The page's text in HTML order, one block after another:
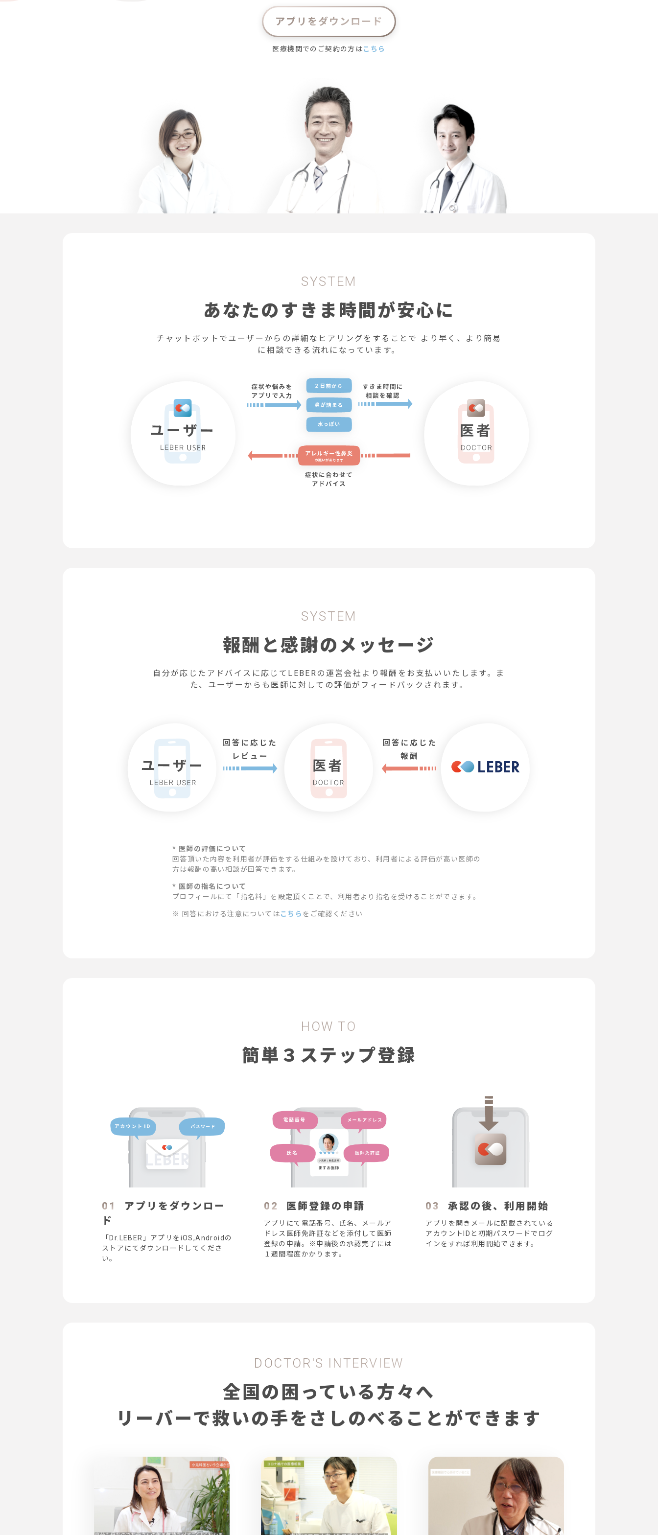
アプリをダウンロード
医療機関でのご契約の方はこちら
SYSTEM
あなたのすきま時間が安心に
チャットボットでユーザーからの詳細なヒアリングをすることで より早く、より簡易
に相談できる流れになっています。
SYSTEM
報酬と感謝のメッセージ
自分が応じたアドバイスに応じてLEBERの運営会社より報酬をお支払いいたします。ま
た、ユーザーからも医師に対しての評価がフィードバックされます。
* 医師の評価について
回答頂いた内容を利用者が評価をする仕組みを設けており、利用者による評価が高い医師の
方は報酬の高い相談が回答できます。
* 医師の指名について
プロフィールにて「指名料」を設定頂くことで、利用者より指名を受けることができます。
※ 回答における注意についてはこちら をご確認ください
HOW TO
簡単３ステップ登録
0 1
アプリをダウンロー
ド
「Dr.LEBER」アプリをiOS,Androidの
ストアにてダウンロードしてくださ
い。
0 2 医師登録の申請
アプリにて電話番号、氏名、メールア
ドレス医師免許証などを添付して医師
登録の申請。※申請後の承認完了には
１週間程度かかります。
03 承認の後、利用開始
アプリを開きメールに記載されている
アカウントIDと初期パスワードでログ
インをすれば利用開始できます。
DOCTOR'S INTERVIEW
全国の困っている方々へ
リーバーで救いの手をさしのべることができます